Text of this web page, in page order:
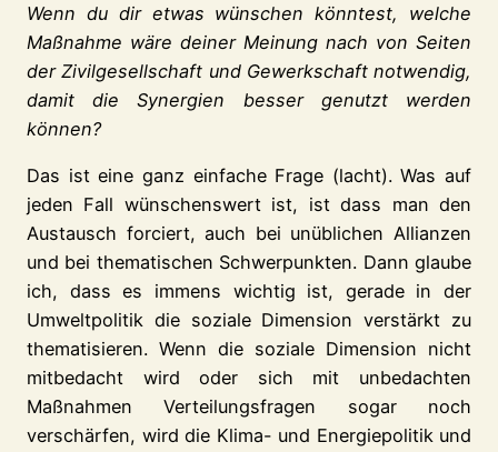
Wenn du dir etwas wünschen könntest, welche
Maßnahme wäre deiner Meinung nach von Seiten
der Zivilgesellschaft und Gewerkschaft notwendig,
damit die Synergien besser genutzt werden
können?
Das ist eine ganz einfache Frage (lacht). Was auf
jeden Fall wünschenswert ist, ist dass man den
Austausch forciert, auch bei unüblichen Allianzen
und bei thematischen Schwerpunkten. Dann glaube
ich, dass es immens wichtig ist, gerade in der
Umweltpolitik die soziale Dimension verstärkt zu
thematisieren. Wenn die soziale Dimension nicht
mitbedacht wird oder sich mit unbedachten
Maßnahmen Verteilungsfragen sogar noch
verschärfen, wird die Klima- und Energiepolitik und